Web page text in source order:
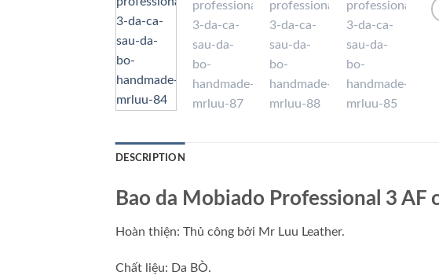
DESCRIPTION
Bao da Mobiado Professional 3 AF
Hoàn thiện: Thủ công bởi Mr Luu Leather.
Chất liệu: Da BÒ.